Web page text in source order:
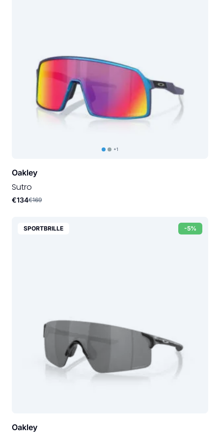
+1
Oakley
Sutro
€134€169
-5%
SPORTBRILLE
Oakley